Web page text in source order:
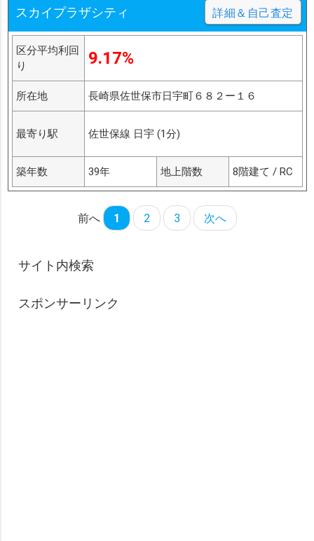
スカイプラザシティ 詳細＆自己査定
区分平均利回
り
9.17%
所在地 長崎県佐世保市日宇町６８２ー１６
最寄り駅 佐世保線 日宇 (1分)
築年数 39年 地上階数 8階建て / RC
前へ 1 2 3 次へ
サイト内検索
スポンサーリンク